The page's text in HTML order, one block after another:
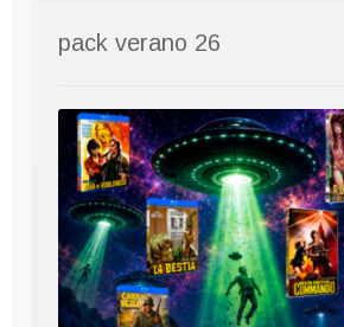
pack verano 26